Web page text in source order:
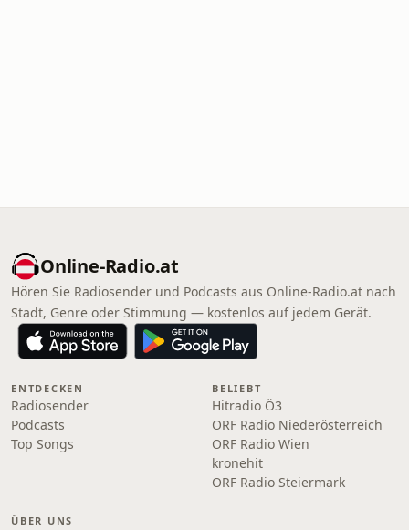
Online‑Radio.at
Hören Sie Radiosender und Podcasts aus Online‑Radio.at nach
Stadt, Genre oder Stimmung — kostenlos auf jedem Gerät.
ENTDECKEN
Radiosender
Podcasts
Top Songs
BELIEBT
Hitradio Ö3
ORF Radio Niederösterreich
ORF Radio Wien
kronehit
ORF Radio Steiermark
ÜBER UNS